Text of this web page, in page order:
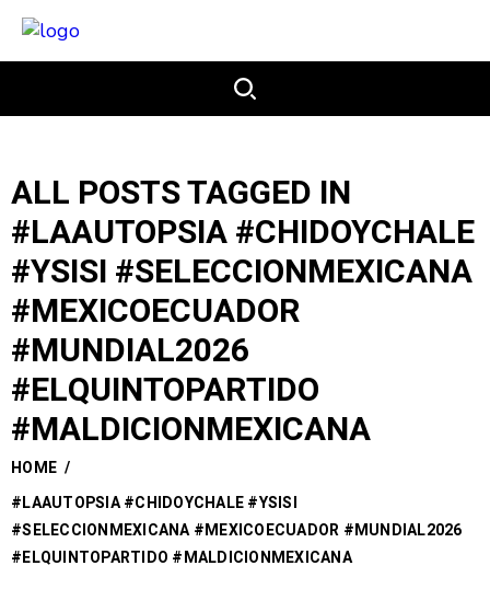
ALL POSTS TAGGED IN
#LAAUTOPSIA #CHIDOYCHALE
#YSISI #SELECCIONMEXICANA
#MEXICOECUADOR
#MUNDIAL2026
#ELQUINTOPARTIDO
#MALDICIONMEXICANA
HOME /
#LAAUTOPSIA #CHIDOYCHALE #YSISI
#SELECCIONMEXICANA #MEXICOECUADOR #MUNDIAL2026
#ELQUINTOPARTIDO #MALDICIONMEXICANA